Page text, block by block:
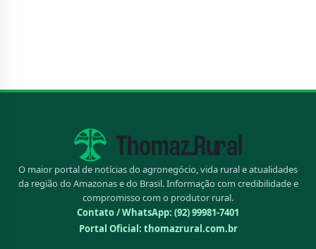
O maior portal de notícias do agronegócio, vida rural e atualidades
da região do Amazonas e do Brasil. Informação com credibilidade e
compromisso com o produtor rural.
Contato / WhatsApp: (92) 99981-7401
Portal Oficial: thomazrural.com.br